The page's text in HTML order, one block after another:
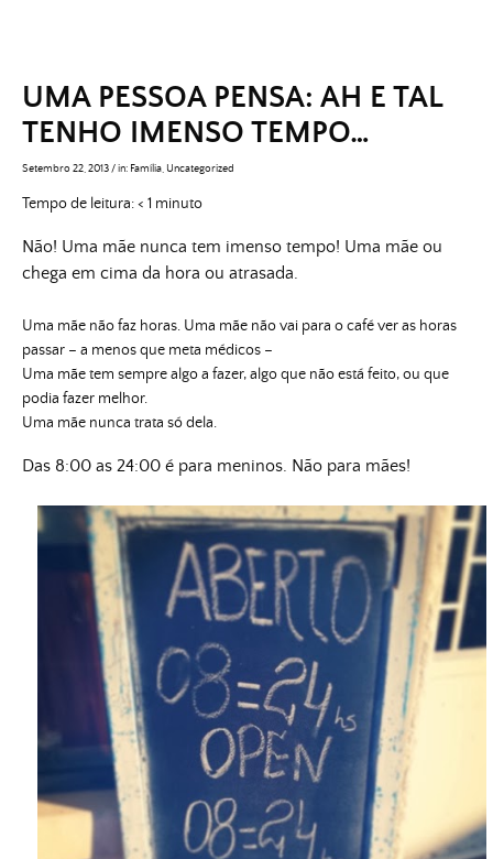
UMA PESSOA PENSA: AH E TAL
TENHO IMENSO TEMPO…
Setembro 22, 2013/in: Família Uncategorized
Tempo de leitura:< 1 minuto
Não! Uma mãe nunca tem imenso tempo! Uma mãe ou
chega em cima da hora ou atrasada.
Uma mãe não faz horas. Uma mãe não vai para o café ver as horas
passar – a menos que meta médicos –
Uma mãe tem sempre algo a fazer, algo que não está feito, ou que
podia fazer melhor.
Uma mãe nunca trata só dela.
Das 8:00 as 24:00 é para meninos. Não para mães!